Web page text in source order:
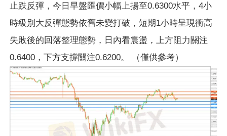
止跌反彈，今日早盤匯價小幅上揚至0.6300水平，4小
時級別大反彈態勢依舊未變打破，短期1小時呈現衝高
失敗後的回落整理態勢，日內看震盪，上方阻力關注
0.6400，下方支撐關注0.6200。 （僅供參考）